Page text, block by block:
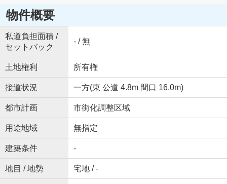
物件概要
私道負担面積 /
セットバック
- / 無
土地権利 所有権
接道状況 一方(東 公道 4.8m 間口 16.0m)
都市計画 市街化調整区域
用途地域 無指定
建築条件 -
地目 / 地勢 宅地 / -